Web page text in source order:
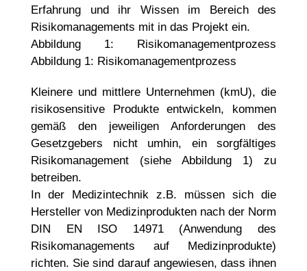
Erfahrung und ihr Wissen im Bereich des
Risikomanagements mit in das Projekt ein.
Abbildung 1: Risikomanagementprozess
Abbildung 1: Risikomanagementprozess
Kleinere und mittlere Unternehmen (kmU), die
risikosensitive Produkte entwickeln, kommen
gemäß den jeweiligen Anforderungen des
Gesetzgebers nicht umhin, ein sorgfältiges
Risikomanagement (siehe Abbildung 1) zu
betreiben.
In der Medizintechnik z.B. müssen sich die
Hersteller von Medizinprodukten nach der Norm
DIN EN ISO 14971 (Anwendung des
Risikomanagements auf Medizinprodukte)
richten. Sie sind darauf angewiesen, dass ihnen